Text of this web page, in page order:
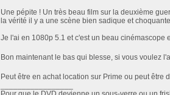
Une pépite ! Un très beau film sur la deuxième
la vérité il y a une scène bien sadique et
Je l'ai en 1080p 5.1 et c'est un beau cinémascope
Bon maintenant le bas qui blesse, si vous voulez
Peut être en achat location sur Prime ou peut